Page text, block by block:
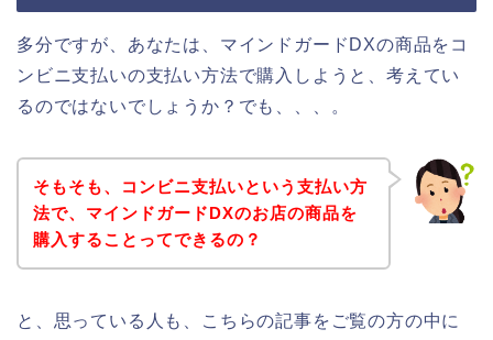
多分ですが、あなたは、マインドガードDXの商品をコ
ンビニ支払いの支払い方法で購入しようと、考えてい
るのではないでしょうか？でも、、、。
そもそも、コンビニ支払いという支払い方
法で、マインドガードDXのお店の商品を
購入することってできるの？
と、思っている人も、こちらの記事をご覧の方の中に